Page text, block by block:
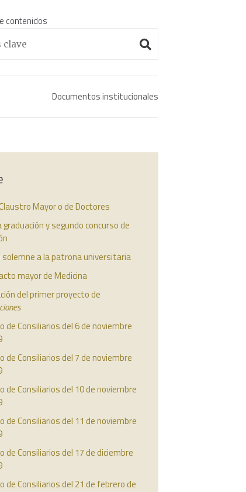
contenidos
Documentos institucionales
Mayor o de Doctores
graduación y segundo concurso de
solemne a la patrona universitaria
mayor de Medicina
del primer proyecto de
de Consiliarios del 6 de noviembre
de Consiliarios del 7 de noviembre
de Consiliarios del 10 de noviembre
de Consiliarios del 11 de noviembre
de Consiliarios del 17 de diciembre
de Consiliarios del 21 de febrero de